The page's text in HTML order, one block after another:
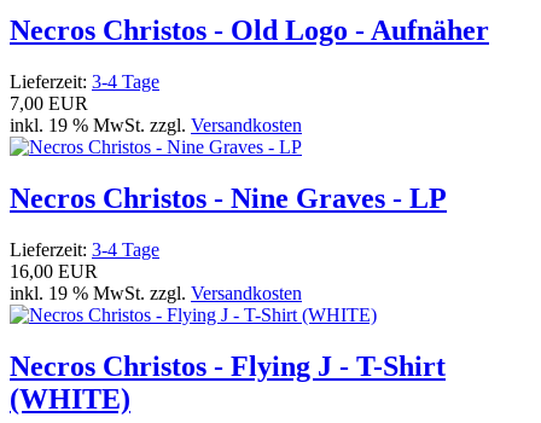
Necros Christos - Old Logo - Aufnäher
Lieferzeit: 3-4 Tage
7,00 EUR
inkl. 19 % MwSt. zzgl. Versandkosten
Necros Christos - Nine Graves - LP
Lieferzeit: 3-4 Tage
16,00 EUR
inkl. 19 % MwSt. zzgl. Versandkosten
Necros Christos - Flying J - T-Shirt
(WHITE)